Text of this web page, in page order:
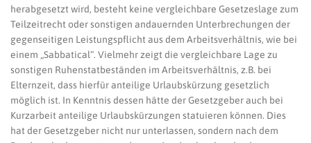
herabgesetzt wird, besteht keine vergleichbare Gesetzeslage zum
Teilzeitrecht oder sonstigen andauernden Unterbrechungen der
gegenseitigen Leistungspflicht aus dem Arbeitsverhältnis, wie bei
einem „Sabbatical“. Vielmehr zeigt die vergleichbare Lage zu
sonstigen Ruhenstatbeständen im Arbeitsverhältnis, z.B. bei
Elternzeit, dass hierfür anteilige Urlaubskürzung gesetzlich
möglich ist. In Kenntnis dessen hätte der Gesetzgeber auch bei
Kurzarbeit anteilige Urlaubskürzungen statuieren können. Dies
hat der Gesetzgeber nicht nur unterlassen, sondern nach dem